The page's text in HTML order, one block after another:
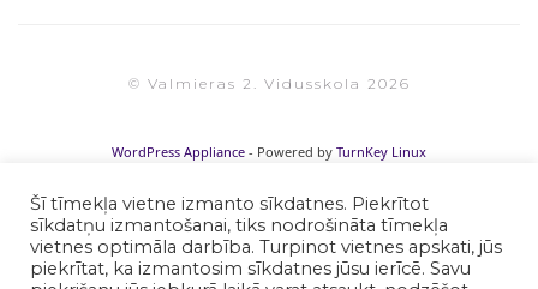
© Valmieras 2. Vidusskola 2026
Šī tīmekļa vietne izmanto sīkdatnes. Piekrītot
sīkdatņu izmantošanai, tiks nodrošināta tīmekļa
vietnes optimāla darbība. Turpinot vietnes apskati, jūs
piekrītat, ka izmantosim sīkdatnes jūsu ierīcē. Savu
WordPress Appliance - Powered by TurnKey Linux